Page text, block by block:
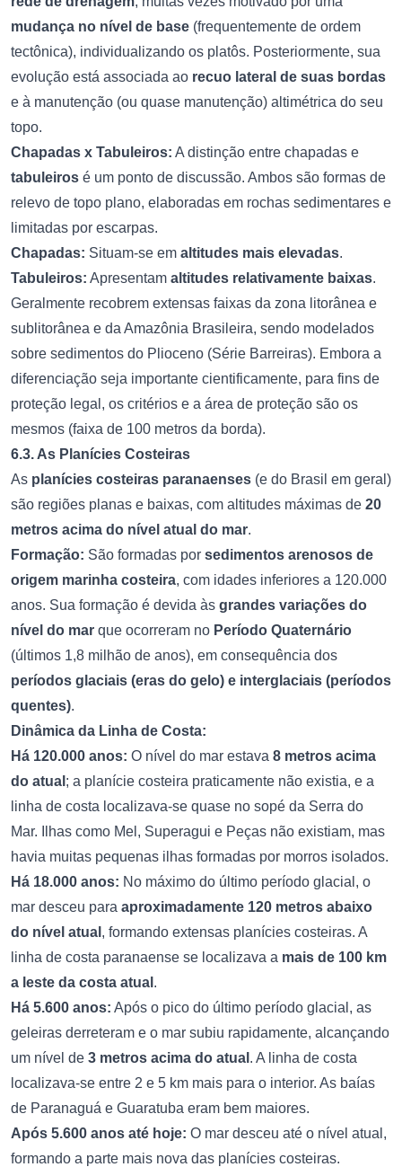
mudança no nível de base (frequentemente de ordem
tectônica), individualizando os platôs. Posteriormente, sua
evolução está associada ao recuo lateral de suas bordas
e à manutenção (ou quase manutenção) altimétrica do seu
topo.
Chapadas x Tabuleiros: A distinção entre chapadas e
tabuleiros é um ponto de discussão. Ambos são formas de
relevo de topo plano, elaboradas em rochas sedimentares e
limitadas por escarpas.
Chapadas: Situam-se em altitudes mais elevadas.
Tabuleiros: Apresentam altitudes relativamente baixas.
Geralmente recobrem extensas faixas da zona litorânea e
sublitorânea e da Amazônia Brasileira, sendo modelados
sobre sedimentos do Plioceno (Série Barreiras). Embora a
diferenciação seja importante cientificamente, para fins de
proteção legal, os critérios e a área de proteção são os
mesmos (faixa de 100 metros da borda).
6.3. As Planícies Costeiras
As planícies costeiras paranaenses (e do Brasil em geral)
são regiões planas e baixas, com altitudes máximas de 20
metros acima do nível atual do mar.
Formação: São formadas por sedimentos arenosos de
origem marinha costeira, com idades inferiores a 120.000
anos. Sua formação é devida às grandes variações do
nível do mar que ocorreram no Período Quaternário
(últimos 1,8 milhão de anos), em consequência dos
períodos glaciais (eras do gelo) e interglaciais (períodos
quentes).
Dinâmica da Linha de Costa:
Há 120.000 anos: O nível do mar estava 8 metros acima
do atual ; a planície costeira praticamente não existia, e a
linha de costa localizava-se quase no sopé da Serra do
Mar. Ilhas como Mel, Superagui e Peças não existiam, mas
havia muitas pequenas ilhas formadas por morros isolados.
Há 18.000 anos: No máximo do último período glacial, o
mar desceu para aproximadamente 120 metros abaixo
do nível atual , formando extensas planícies costeiras. A
linha de costa paranaense se localizava a mais de 100 km
a leste da costa atual .
Há 5.600 anos: Após o pico do último período glacial, as
geleiras derreteram e o mar subiu rapidamente, alcançando
um nível de 3 metros acima do atual . A linha de costa
localizava-se entre 2 e 5 km mais para o interior. As baías
de Paranaguá e Guaratuba eram bem maiores.
Após 5.600 anos até hoje: O mar desceu até o nível atual,
formando a parte mais nova das planícies costeiras.